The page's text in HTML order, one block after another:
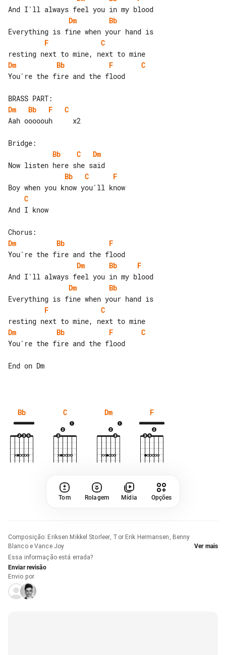
Dm
Bb
F
C
Dm
Bb F
C
You're the fire and the flood
Dm
Bb F
C
Aah ooooouh     x2
Bb
C
Dm
Bb
C
F
C
And I know
Dm
Bb
F
Dm
Bb
F
Dm
Bb
F
C
Dm
Bb F
C
You're the fire and the flood
End on Dm
Bb C Dm F
Tom Rolagem Mídia Opções
Composição: Eriksen Mikkel Storleer, Tor Erik Hermansen, Benny
Blanco e Vance Joy
Ver mais
Essa informação está errada?
Enviar revisão
Envio por